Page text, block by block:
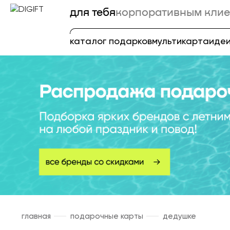
для тебя
каталог подарковмультикарта
корпоративным
главная подарочные карты дедушке